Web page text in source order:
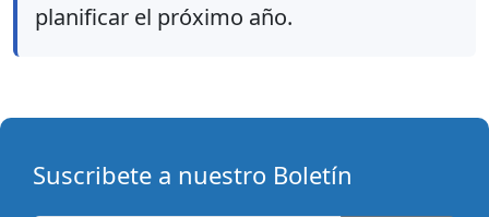
planificar el próximo año.
Suscribete a nuestro Boletín